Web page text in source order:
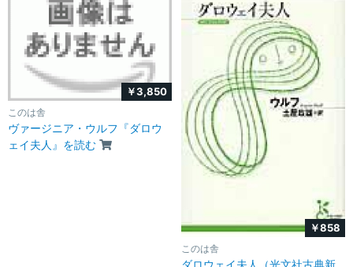
￥3,850
このは舎
ヴァージニア・ウルフ『ダロウ
ェイ夫人』を読む
￥858
このは舎